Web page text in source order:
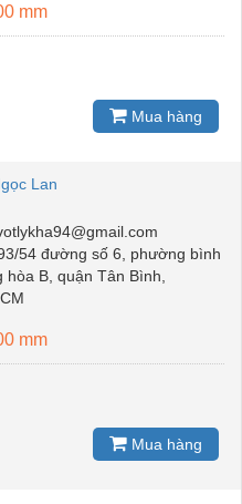
mm
Mua hàng
Lan
54 đường số 6, phường bình
hòa B, quận Tân Bình,
mm
Mua hàng